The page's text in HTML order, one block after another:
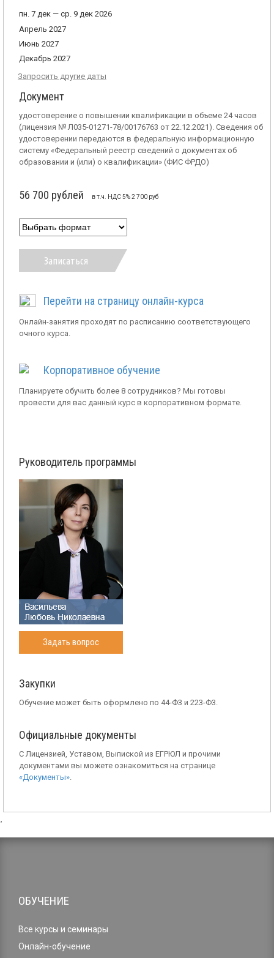
пн. 7 дек — ср. 9 дек 2026
Апрель 2027
Июнь 2027
Декабрь 2027
Запросить другие даты
Документ
удостоверение о повышении квалификации в объеме 24 часов
(лицензия № Л035-01271-78/00176763 от 22.12.2021). Сведения об
удостоверении передаются в федеральную информационную
систему «Федеральный реестр сведений о документах об
образовании и (или) о квалификации» (ФИС ФРДО)
56 700 рублей в т.ч. НДС 5% 2 700 руб
Записаться
Перейти на страницу онлайн-курса
Онлайн-занятия проходят по расписанию соответствующего
очного курса.
Корпоративное обучение
Планируете обучить более 8 сотрудников? Мы готовы
провести для вас данный курс в корпоративном формате.
Руководитель программы
Задать вопрос
Закупки
Обучение может быть оформлено по 44-Ф3 и 223-Ф3.
Официальные документы
С Лицензией, Уставом, Выпиской из ЕГРЮЛ и прочими
документами вы можете ознакомиться на странице
«Документы».
ОБУЧЕНИЕ
Все курсы и семинары
Онлайн-обучение